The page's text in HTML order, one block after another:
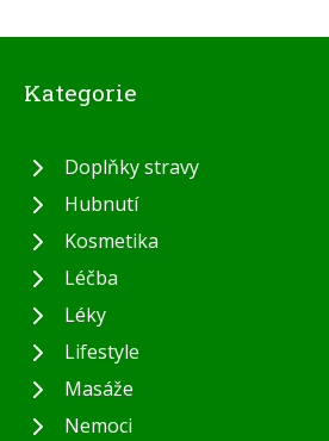
Kategorie
Doplňky stravy
Hubnutí
Kosmetika
Léčba
Léky
Lifestyle
Masáže
Nemoci